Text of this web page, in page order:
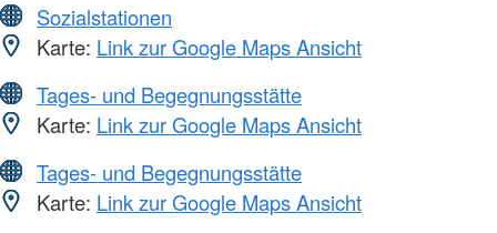
Sozialstationen
Karte: Link zur Google Maps Ansicht
Tages- und Begegnungsstätte
Karte: Link zur Google Maps Ansicht
Tages- und Begegnungsstätte
Karte: Link zur Google Maps Ansicht